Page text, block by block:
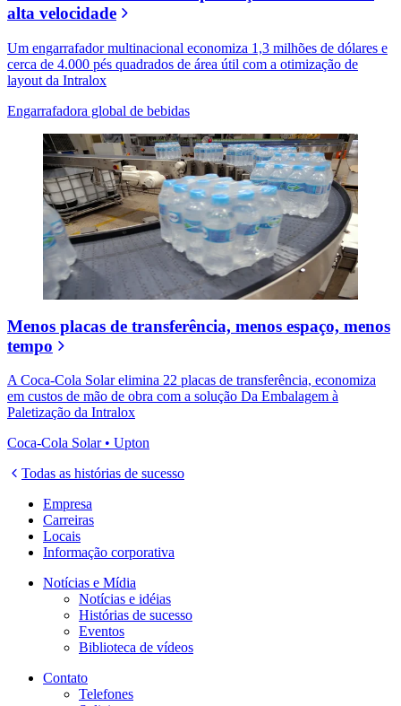
alta velocidade
Um engarrafador multinacional economiza 1,3 milhões de dólares e
cerca de 4.000 pés quadrados de área útil com a otimização de
layout da Intralox
Engarrafadora global de bebidas
Menos placas de transferência, menos espaço, menos
tempo
A Coca-Cola Solar elimina 22 placas de transferência, economiza
em custos de mão de obra com a solução Da Embalagem à
Paletização da Intralox
Coca-Cola Solar • Upton
Todas as histórias de sucesso
Empresa
Carreiras
Locais
Informação corporativa
Notícias e Mídia
Notícias e idéias
Histórias de sucesso
Eventos
Biblioteca de vídeos
Contato
Telefones